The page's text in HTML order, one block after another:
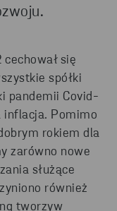
się
spółki
pandemii Covid-
inflacja. Pomimo
rokiem dla
zarówno nowe
służące
również
tworzyw